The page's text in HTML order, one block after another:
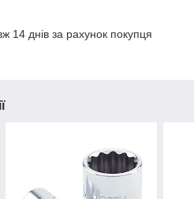
14 днів за рахунок покупця